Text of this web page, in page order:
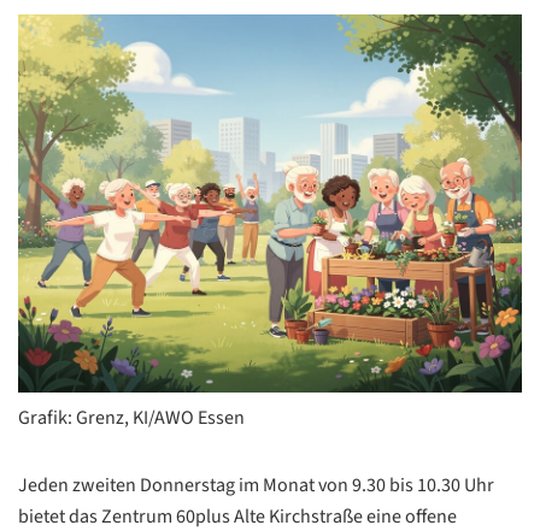
Grafik: Grenz, KI/AWO Essen
Jeden zweiten Donnerstag im Monat von 9.30 bis 10.30 Uhr
bietet das Zentrum 60plus Alte Kirchstraße eine offene